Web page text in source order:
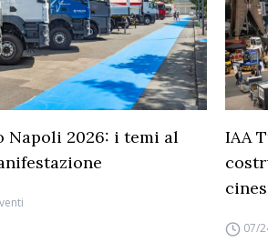
Napoli 2026: i temi al
IAA
07/